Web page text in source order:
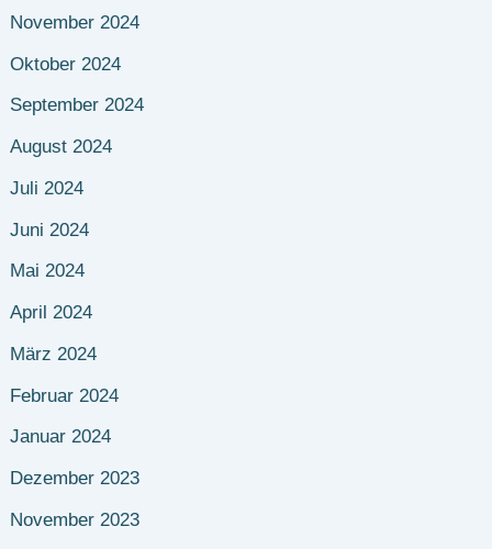
November 2024
Oktober 2024
September 2024
August 2024
Juli 2024
Juni 2024
Mai 2024
April 2024
März 2024
Februar 2024
Januar 2024
Dezember 2023
November 2023